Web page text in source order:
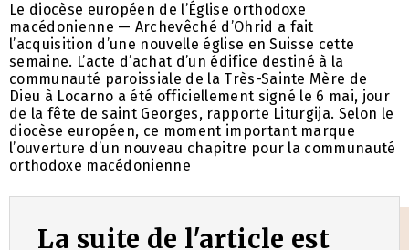
Le diocèse européen de l’Église orthodoxe
macédonienne — Archevêché d’Ohrid a fait
l’acquisition d’une nouvelle église en Suisse cette
semaine. L’acte d’achat d’un édifice destiné à la
communauté paroissiale de la Très-Sainte Mère de
Dieu à Locarno a été officiellement signé le 6 mai, jour
de la fête de saint Georges, rapporte Liturgija. Selon le
diocèse européen, ce moment important marque
l’ouverture d’un nouveau chapitre pour la communauté
orthodoxe macédonienne
La suite de l'article est